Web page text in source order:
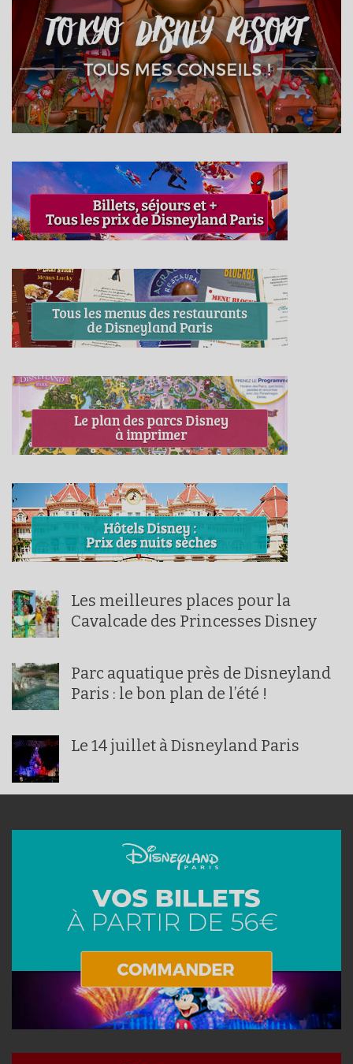
Les meilleures places pour la
Cavalcade des Princesses Disney
Parc aquatique près de Disneyland
Paris : le bon plan de l’été !
Le 14 juillet à Disneyland Paris